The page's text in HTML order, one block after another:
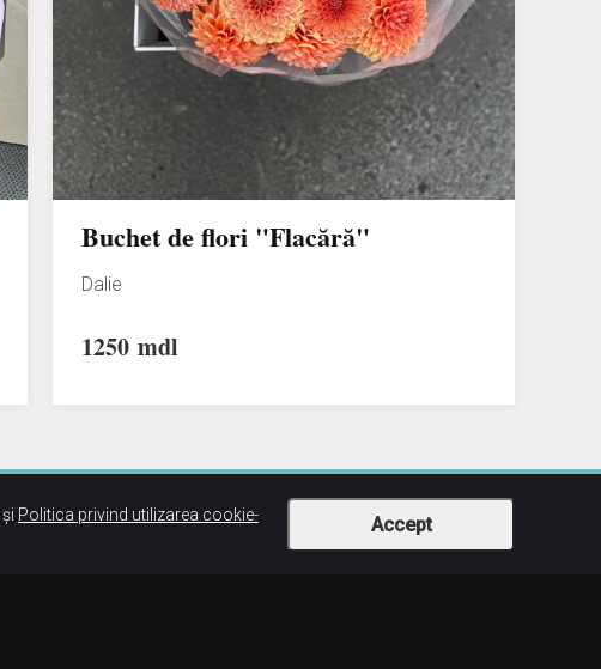
Buchet de flori "Flacără"
Dalie
1250 mdl
și Politica privind utilizarea cookie-
Accept